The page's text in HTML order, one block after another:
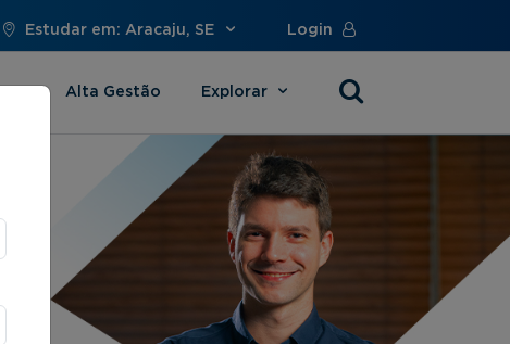
Estudar em: Aracaju, SE Login
Alta Gestão Explorar